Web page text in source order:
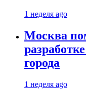
1 неделя ago
Москва
города
1 неделя ago